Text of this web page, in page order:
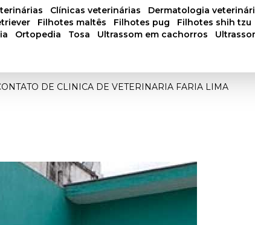
clínicas veterinárias dermatologia
filhotes maltês filhotes pug filhotes shih tzu
ortopedia tosa ultrassom em cachorros
DE CLINICA DE VETERINARIA FARIA LIMA